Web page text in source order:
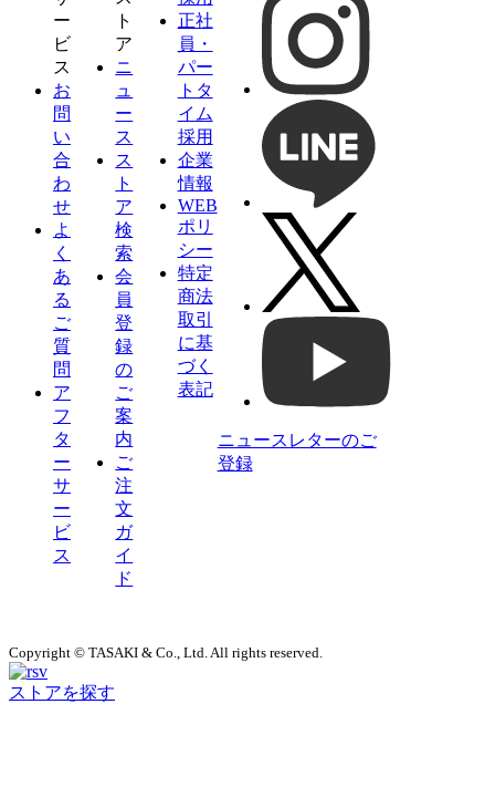
ー
ビ
ス
お
問
い
合
わ
せ
よ
く
あ
る
ご
質
問
ア
フ
タ
ー
サ
ー
ビ
ス
ト
ア
ニ
ュ
ー
ス
ス
ト
ア
検
索
会
員
登
録
の
ご
案
内
ご
注
文
ガ
イ
ド
正社
員・
パー
トタ
イム
採用
企業
情報
WEB
ポリ
シー
特定
商法
取引
に基
づく
表記
ニュースレターのご
登録
Copyright © TASAKI & Co., Ltd. All rights reserved.
ストアを探す